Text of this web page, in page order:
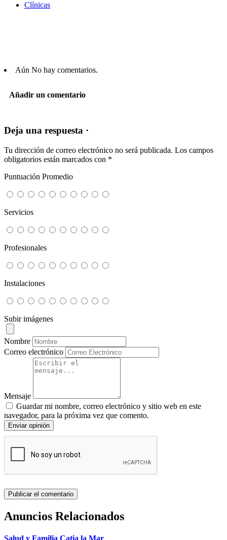
Clínicas
Aún No hay comentarios.
Añadir un comentario
Deja una respuesta ·
Tu dirección de correo electrónico no será publicada. Los campos
obligatorios están marcados con *
Puntuación Promedio
Servicios
Profesionales
Instalaciones
Subir imágenes
Nombre
Correo electrónico
Mensaje
Guardar mi nombre, correo electrónico y sitio web en este
navegador, para la próxima vez que comento.
Enviar opinión
Anuncios Relacionados